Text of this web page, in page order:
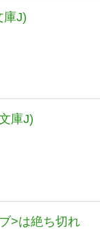
庫J)
庫J)
>は絶ち切れ